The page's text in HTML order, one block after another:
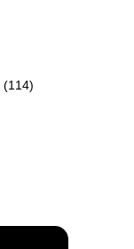
(114)